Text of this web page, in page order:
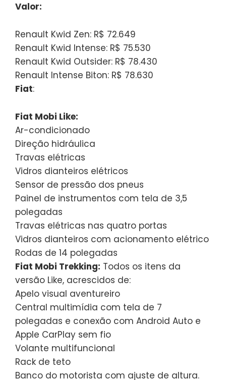
Valor:
Renault Kwid Zen: R$ 72.649
Renault Kwid Intense: R$ 75.530
Renault Kwid Outsider: R$ 78.430
Renault Intense Biton: R$ 78.630
Fiat:
Fiat Mobi Like:
Ar-condicionado
Direção hidráulica
Travas elétricas
Vidros dianteiros elétricos
Sensor de pressão dos pneus
Painel de instrumentos com tela de 3,5
polegadas
Travas elétricas nas quatro portas
Vidros dianteiros com acionamento elétrico
Rodas de 14 polegadas
Fiat Mobi Trekking: Todos os itens da
versão Like, acrescidos de:
Apelo visual aventureiro
Central multimídia com tela de 7
polegadas e conexão com Android Auto e
Apple CarPlay sem fio
Volante multifuncional
Rack de teto
Banco do motorista com ajuste de altura.